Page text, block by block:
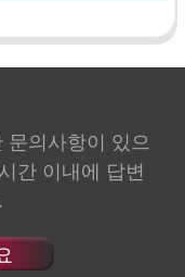
문의사항이 있으
간 이내에 답변